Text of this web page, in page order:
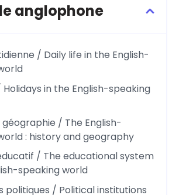
anglophone
/ Daily life in the English-
Holidays in the English-speaking
/ The English-
: history and geography
/ The educational system
speaking world
politiques / Political institutions